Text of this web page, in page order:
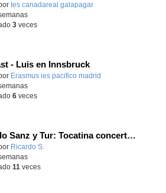
Ies canadareal galapagar-
3veces
- Luis en Innsbruck
Erasmus ies pacifico madrid
6veces
Ricardo Sanz y Tur: Tocatina concertante al aire español
Ricardo S.
11 veces